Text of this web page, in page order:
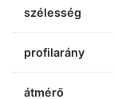
szélesség
profilarány
átmérő